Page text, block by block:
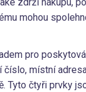
mohou
pro
číslo, místní
Tyto čtyři prvky